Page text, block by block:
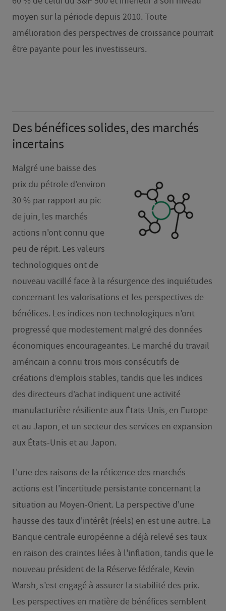
moyen sur la période depuis 2010. Toute
amélioration des perspectives de croissance pourrait
être payante pour les investisseurs.
Des bénéfices solides, des marchés
incertains
Malgré une baisse des
prix du pétrole d’environ
30 % par rapport au pic
de juin, les marchés
actions n'ont connu que
peu de répit. Les valeurs
technologiques ont de
nouveau vacillé face à la résurgence des inquiétudes
concernant les valorisations et les perspectives de
bénéfices. Les indices non technologiques n’ont
progressé que modestement malgré des données
économiques encourageantes. Le marché du travail
américain a connu trois mois consécutifs de
créations d’emplois stables, tandis que les indices
des directeurs d’achat indiquent une activité
manufacturière résiliente aux États-Unis, en Europe
et au Japon, et un secteur des services en expansion
aux États-Unis et au Japon.
L'une des raisons de la réticence des marchés
actions est l'incertitude persistante concernant la
situation au Moyen-Orient. La perspective d'une
hausse des taux d'intérêt (réels) en est une autre. La
Banque centrale européenne a déjà relevé ses taux
en raison des craintes liées à l'inflation, tandis que le
nouveau président de la Réserve fédérale, Kevin
Warsh, s’est engagé à assurer la stabilité des prix.
Les perspectives en matière de bénéfices semblent